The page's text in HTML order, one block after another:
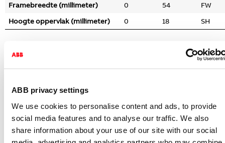
ABB privacy settings
We use cookies to personalise content and ads, to provide
social media features and to analyse our traffic. We also
share information about your use of our site with our social
Framebreedte (millimeter)
0 54
FW
Hoogte oppervlak (millimeter)
0 18 SH
Gerelateerde artikelen
klapdeksel SI-B art-matwit
2CKA001719A0180
Niet voorraadhoudend - Courant
Onderdeel/centraalplaat